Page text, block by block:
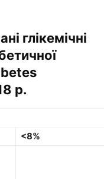
глікемічні
р.
<8%